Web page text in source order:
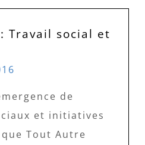
Travail social et
de
et initiatives
Tout Autre